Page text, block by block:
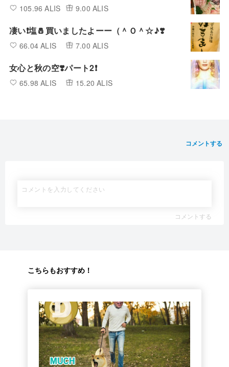
105.96 ALIS 9.00 ALIS
凄い❗️塩🧂買いましたよーー（＾Ｏ＾☆♪❣️
66.04 ALIS 7.00 ALIS
女心と秋の空❣️パート2❗️
65.98 ALIS 15.20 ALIS
コメントする
コメントする
こちらもおすすめ！